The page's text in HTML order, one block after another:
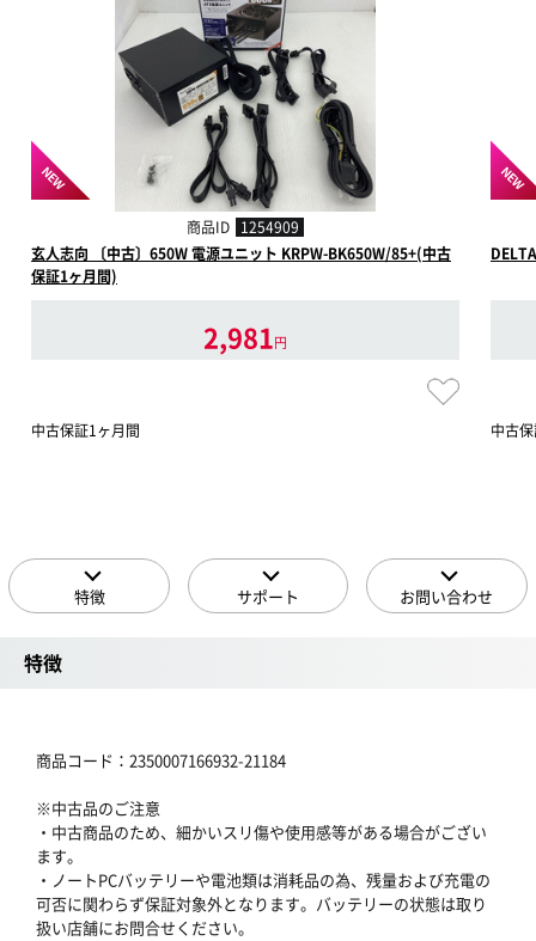
NEW
商品ID 1254909
玄人志向 〔中古〕650W 電源ユニット KRPW-BK650W/85+(中古
保証1ヶ月間)
2,981円
中古保証1ヶ月間
NEW
中古
特徴 サポート お問い合わせ
特徴
商品コード：2350007166932-21184
※中古品のご注意
・中古商品のため、細かいスリ傷や使用感等がある場合がござい
ます。
・ノートPCバッテリーや電池類は消耗品の為、残量および充電の
可否に関わらず保証対象外となります。バッテリーの状態は取り
扱い店舗にお問合せください。